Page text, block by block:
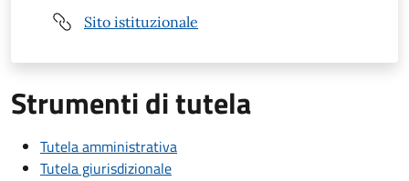
Sito istituzionale
Strumenti di tutela
Tutela amministrativa
Tutela giurisdizionale